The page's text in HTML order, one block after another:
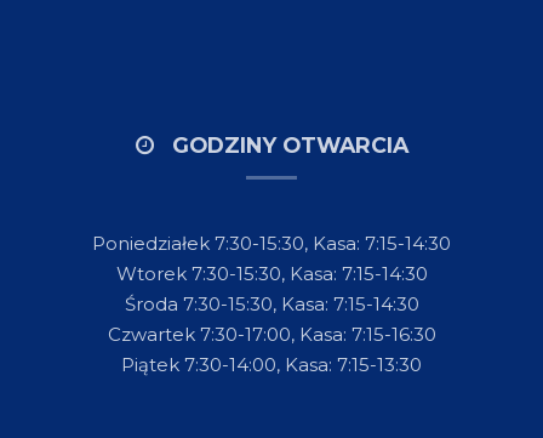
GODZINY OTWARCIA
Poniedziałek 7:30-15:30, Kasa: 7:15-14:30
Wtorek 7:30-15:30, Kasa: 7:15-14:30
Środa 7:30-15:30, Kasa: 7:15-14:30
Czwartek 7:30-17:00, Kasa: 7:15-16:30
Piątek 7:30-14:00, Kasa: 7:15-13:30